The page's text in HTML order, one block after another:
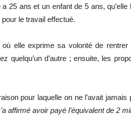
25 ans et un enfant de 5 ans,
le travail effectué.
elle exprime sa volonté de rentrer
quelqu’un d’autre ; ensuite, les
pour laquelle on ne l’avait
affirmé avoir payé l’équivalent de 2